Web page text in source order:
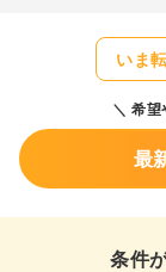
いま
希望
最
条件